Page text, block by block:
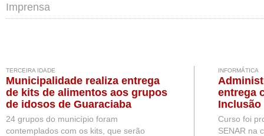
Imprensa
TERCEIRA IDADE
Municipalidade realiza entrega
de kits de alimentos aos grupos
de idosos de Guaraciaba
24 grupos do município foram
contemplados com os kits, que serão
INFORMÁTICA
entrega
Inclusão
Curso foi
SENAR na